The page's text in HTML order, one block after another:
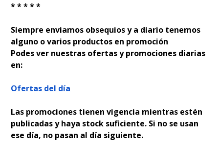
* * * * *
Siempre enviamos obsequios y a diario tenemos
alguno o varios productos en promoción
Podes ver nuestras ofertas y promociones diarias
en:
Ofertas del día
Las promociones tienen vigencia mientras estén
publicadas y haya stock suficiente. Si no se usan
ese día, no pasan al día siguiente.